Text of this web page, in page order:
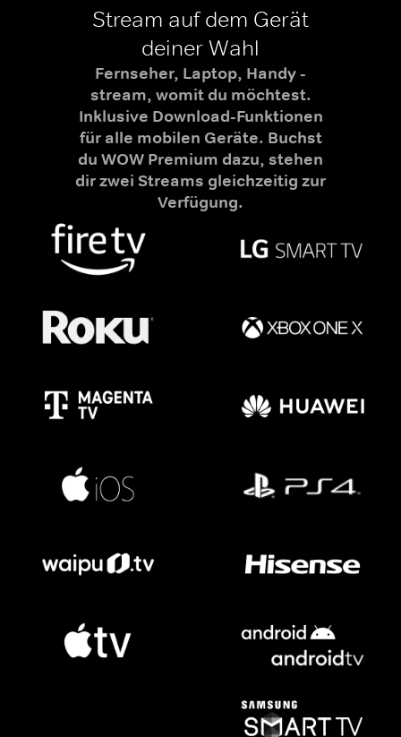
Stream auf dem Gerät
deiner Wahl
Fernseher, Laptop, Handy -
stream, womit du möchtest.
Inklusive Download-Funktionen
für alle mobilen Geräte. Buchst
du WOW Premium dazu, stehen
dir zwei Streams gleichzeitig zur
Verfügung.